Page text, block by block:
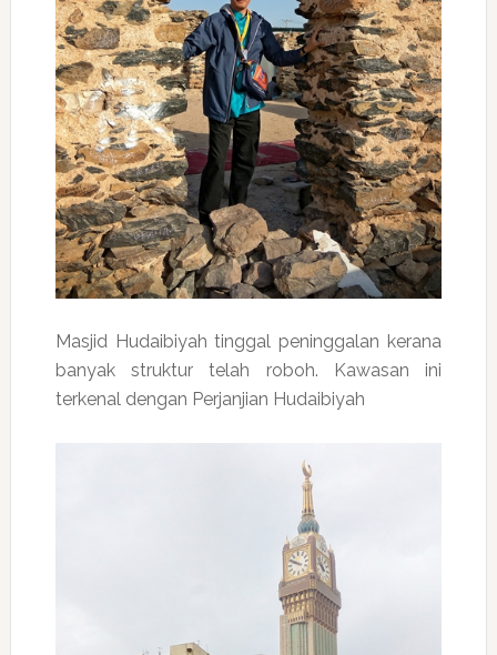
Masjid Hudaibiyah tinggal peninggalan kerana
banyak struktur telah roboh. Kawasan ini
terkenal dengan Perjanjian Hudaibiyah